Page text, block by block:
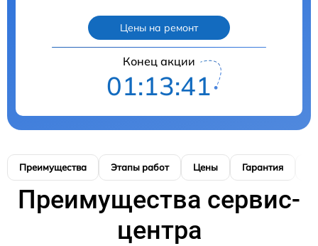
Цены на ремонт
Конец акции
01:13:40
Преимущества Этапы работ Цены Гарантия
Преимущества сервис-
центра